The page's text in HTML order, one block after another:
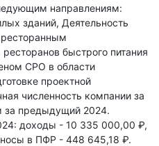
направлениям:
зданий, Деятельность
быстрого питания
СРО в области
проектной
численность компании за
за предыдущий 2024.
доходы - 10 335 000,00 ₽,
в ПФР - 448 645,18 ₽.